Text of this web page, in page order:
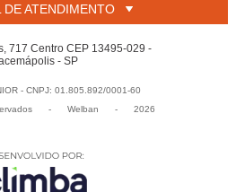
DE ATENDIMENTO
717 Centro CEP 13495-029 -
- SP
- CNPJ: 01.805.892/0001-60
- Welban - 2026